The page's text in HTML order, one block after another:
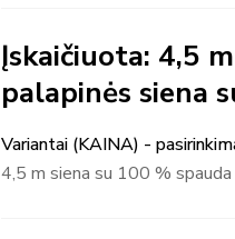
Įskaičiuota: 4,5
palapinės siena
Variantai (KAINA) -
4,5 m siena su 100 % spauda